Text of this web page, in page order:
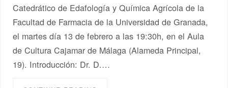
Catedrático de Edafología y Química Agrícola de la
Facultad de Farmacia de la Universidad de Granada,
el martes día 13 de febrero a las 19:30h, en el Aula
de Cultura Cajamar de Málaga (Alameda Principal,
19). Introducción: Dr. D.…